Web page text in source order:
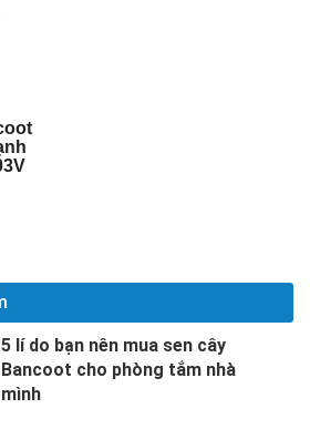
5 lí do bạn nên mua sen cây
Bancoot cho phòng tắm nhà
mình